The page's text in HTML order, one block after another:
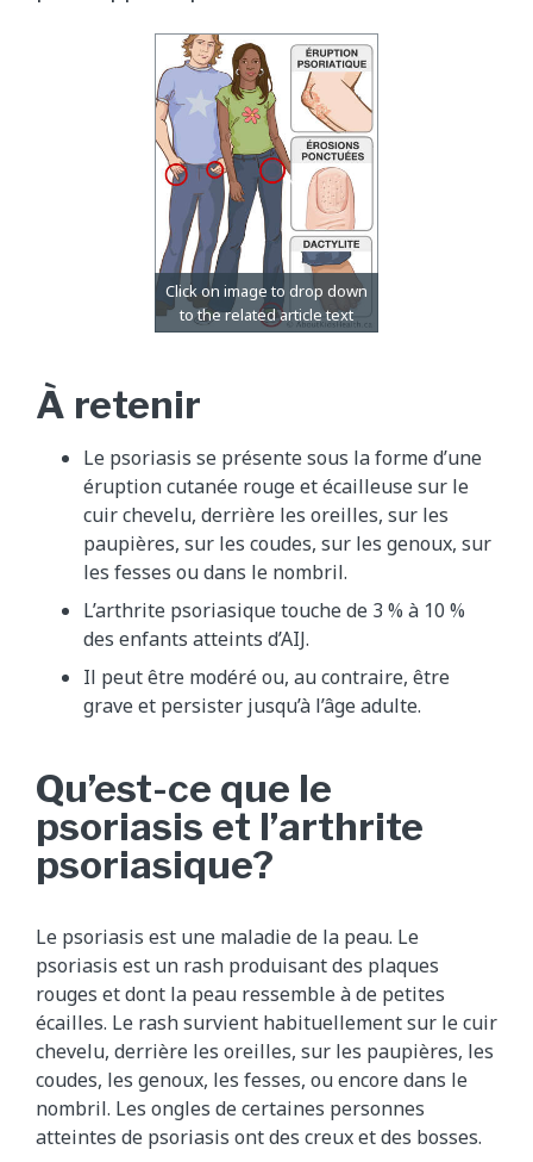
À retenir
Le psoriasis se présente sous la forme d’une
éruption cutanée rouge et écailleuse sur le
cuir chevelu, derrière les oreilles, sur les
paupières, sur les coudes, sur les genoux, sur
les fesses ou dans le nombril.
L’arthrite psoriasique touche de 3 % à 10 %
des enfants atteints d’AIJ.
Il peut être modéré ou, au contraire, être
grave et persister jusqu’à l’âge adulte.
Qu’est-ce que le
psoriasis et l’arthrite
psoriasique?
Le psoriasis est une maladie de la peau. Le
psoriasis est un rash produisant des plaques
rouges et dont la peau ressemble à de petites
écailles. Le rash survient habituellement sur le cuir
chevelu, derrière les oreilles, sur les paupières, les
coudes, les genoux, les fesses, ou encore dans le
nombril. Les ongles de certaines personnes
atteintes de psoriasis ont des creux et des bosses.